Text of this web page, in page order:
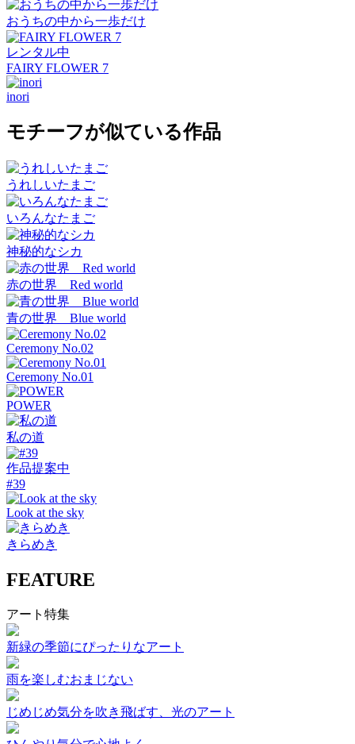
おうちの中から一歩だけ
レンタル中
FAIRY FLOWER 7
inori
モチーフが似ている作品
うれしいたまご
いろんなたまご
神秘的なシカ
赤の世界 Red world
青の世界 Blue world
Ceremony No.02
Ceremony No.01
POWER
私の道
作品提案中
#39
Look at the sky
きらめき
FEATURE
アート特集
新緑の季節にぴったりなアート
雨を楽しむおまじない
じめじめ気分を吹き飛ばす、光のアート